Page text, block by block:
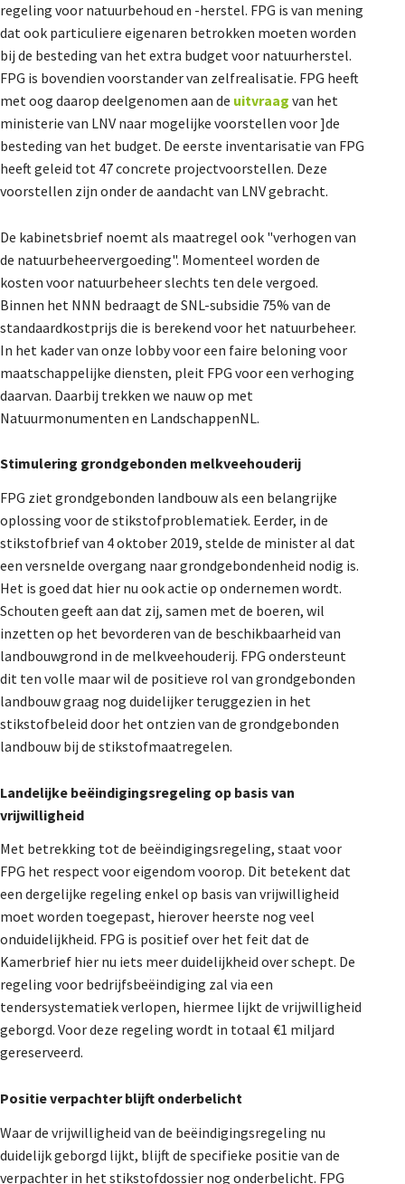
regeling voor natuurbehoud en -herstel. FPG is van mening
dat ook particuliere eigenaren betrokken moeten worden
bij de besteding van het extra budget voor natuurherstel.
FPG is bovendien voorstander van zelfrealisatie. FPG heeft
met oog daarop deelgenomen aan de uitvraag van het
ministerie van LNV naar mogelijke voorstellen voor ]de
besteding van het budget. De eerste inventarisatie van FPG
heeft geleid tot 47 concrete projectvoorstellen. Deze
voorstellen zijn onder de aandacht van LNV gebracht.
De kabinetsbrief noemt als maatregel ook "verhogen van
de natuurbeheervergoeding". Momenteel worden de
kosten voor natuurbeheer slechts ten dele vergoed.
Binnen het NNN bedraagt de SNL-subsidie 75% van de
standaardkostprijs die is berekend voor het natuurbeheer.
In het kader van onze lobby voor een faire beloning voor
maatschappelijke diensten, pleit FPG voor een verhoging
daarvan. Daarbij trekken we nauw op met
Natuurmonumenten en LandschappenNL.
Stimulering grondgebonden melkveehouderij
FPG ziet grondgebonden landbouw als een belangrijke
oplossing voor de stikstofproblematiek. Eerder, in de
stikstofbrief van 4 oktober 2019, stelde de minister al dat
een versnelde overgang naar grondgebondenheid nodig is.
Het is goed dat hier nu ook actie op ondernemen wordt.
Schouten geeft aan dat zij, samen met de boeren, wil
inzetten op het bevorderen van de beschikbaarheid van
landbouwgrond in de melkveehouderij. FPG ondersteunt
dit ten volle maar wil de positieve rol van grondgebonden
landbouw graag nog duidelijker teruggezien in het
stikstofbeleid door het ontzien van de grondgebonden
landbouw bij de stikstofmaatregelen.
Landelijke beëindigingsregeling op basis van
vrijwilligheid
Met betrekking tot de beëindigingsregeling, staat voor
FPG het respect voor eigendom voorop. Dit betekent dat
een dergelijke regeling enkel op basis van vrijwilligheid
moet worden toegepast, hierover heerste nog veel
onduidelijkheid. FPG is positief over het feit dat de
Kamerbrief hier nu iets meer duidelijkheid over schept. De
regeling voor bedrijfsbeëindiging zal via een
tendersystematiek verlopen, hiermee lijkt de vrijwilligheid
geborgd. Voor deze regeling wordt in totaal €1 miljard
gereserveerd.
Positie verpachter blijft onderbelicht
Waar de vrijwilligheid van de beëindigingsregeling nu
duidelijk geborgd lijkt, blijft de specifieke positie van de
verpachter in het stikstofdossier nog onderbelicht. FPG